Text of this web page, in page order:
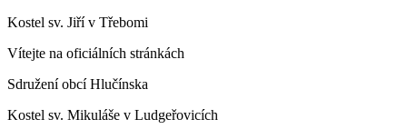
Kostel sv. Jiří v Třebomi
Vítejte na oficiálních stránkách
Sdružení obcí Hlučínska
Kostel sv. Mikuláše v Ludgeřovicích